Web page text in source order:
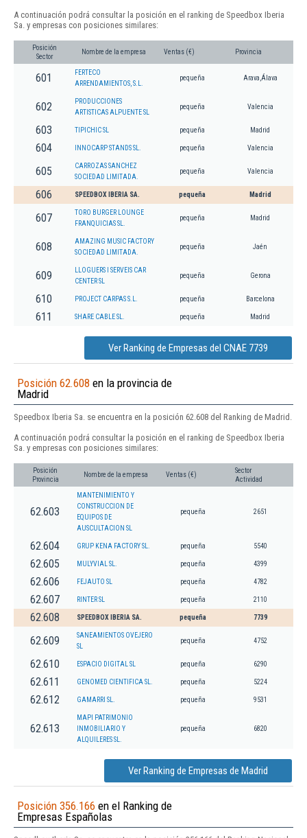
A continuación podrá consultar la posición en el ranking de Speedbox Iberia
Sa. y empresas con posiciones similares:
Posición
Sector
Nombre de la empresa Ventas (€) Provincia
601
FERTECO
ARRENDAMIENTOS, S.L.
pequeña Arava,Álava
602
PRODUCCIONES
ARTISTICAS ALPUENTE SL
pequeña Valencia
603 TIPICHIC SL pequeña Madrid
604 INNOCARP STANDS SL. pequeña Valencia
605
CARROZAS SANCHEZ
SOCIEDAD LIMITADA.
pequeña Valencia
606 SPEEDBOX IBERIA SA. pequeña Madrid
607
TORO BURGER LOUNGE
FRANQUICIAS SL.
pequeña Madrid
608
AMAZING MUSIC FACTORY
SOCIEDAD LIMITADA.
pequeña Jaén
609
LLOGUERS I SERVEIS CAR
CENTER SL
pequeña Gerona
610 PROJECT CARPAS S.L. pequeña Barcelona
611 SHARE CABLE SL. pequeña Madrid
Ver Ranking de Empresas del CNAE 7739
Posición 62.608 en la provincia de
Madrid
Speedbox Iberia Sa. se encuentra en la posición 62.608 del Ranking de Madrid.
A continuación podrá consultar la posición en el ranking de Speedbox Iberia
Sa. y empresas con posiciones similares:
Posición
Provincia
Nombre de la empresa Ventas (€)
Sector
Actividad
62.603
MANTENIMIENTO Y
CONSTRUCCION DE
EQUIPOS DE
AUSCULTACION SL
pequeña 2651
62.604 GRUP KENA FACTORY SL. pequeña 5540
62.605 MULYVIAL SL. pequeña 4399
62.606 FEJAUTO SL pequeña 4782
62.607 RINTER SL pequeña 2110
62.608 SPEEDBOX IBERIA SA. pequeña 7739
62.609
SANEAMIENTOS OVEJERO
SL
pequeña 4752
62.610 ESPACIO DIGITAL SL pequeña 6290
62.611 GENOMED CIENTIFICA SL. pequeña 5224
62.612 GAMARRI SL. pequeña 9531
62.613
MAPI PATRIMONIO
INMOBILIARIO Y
ALQUILERES SL.
pequeña 6820
Ver Ranking de Empresas de Madrid
Posición 356.166 en el Ranking de
Empresas Españolas